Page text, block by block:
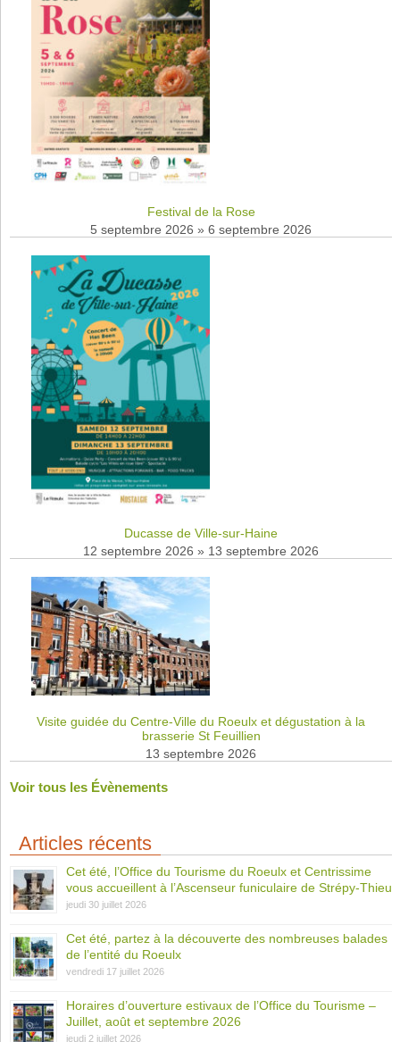
Festival de la Rose
5 septembre 2026 » 6 septembre 2026
Ducasse de Ville-sur-Haine
12 septembre 2026 » 13 septembre 2026
Visite guidée du Centre-Ville du Roeulx et dégustation à la
brasserie St Feuillien
13 septembre 2026
Voir tous les Évènements
Articles récents
Cet été, l’Office du Tourisme du Roeulx et Centrissime
vous accueillent à l’Ascenseur funiculaire de Strépy-Thieu
jeudi 30 juillet 2026
Cet été, partez à la découverte des nombreuses balades
de l’entité du Roeulx
vendredi 17 juillet 2026
Horaires d’ouverture estivaux de l’Office du Tourisme –
Juillet, août et septembre 2026
jeudi 2 juillet 2026